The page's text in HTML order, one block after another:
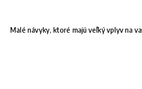
Malé návyky, ktoré majú veľký vplyv na